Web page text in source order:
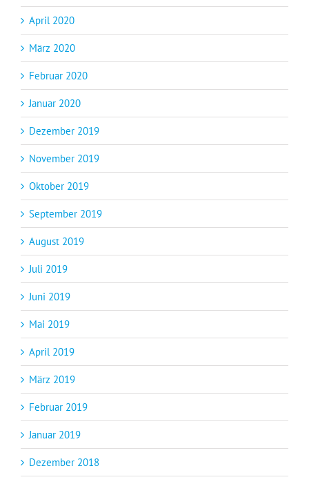
April 2020
März 2020
Februar 2020
Januar 2020
Dezember 2019
November 2019
Oktober 2019
September 2019
August 2019
Juli 2019
Juni 2019
Mai 2019
April 2019
März 2019
Februar 2019
Januar 2019
Dezember 2018